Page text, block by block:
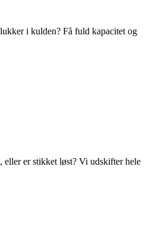
i kulden? Få fuld kapacitet og
er stikket løst? Vi udskifter hele